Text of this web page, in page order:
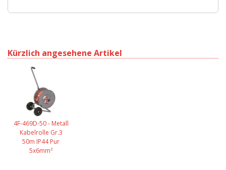
Kürzlich angesehene Artikel
4F-469D-50 - Metall
Kabelrolle Gr.3
50m IP44 Pur
5x6mm²